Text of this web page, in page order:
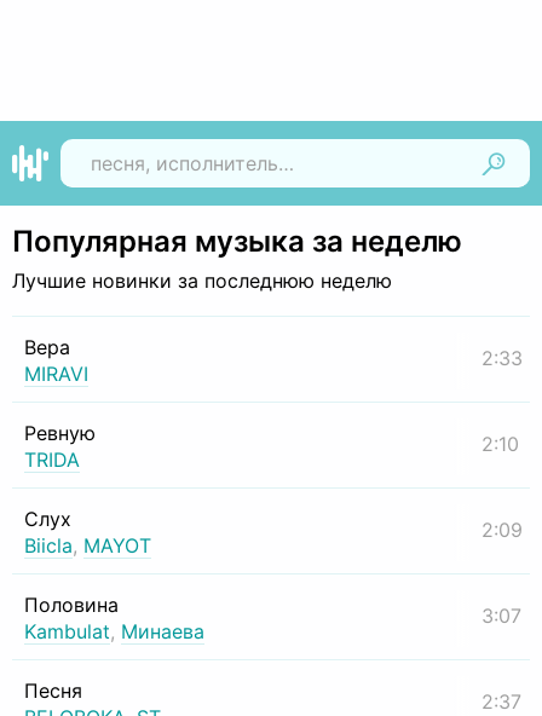
Популярная музыка за неделю
Лучшие новинки за последнюю неделю
Вера
MIRAVI
2:33
Ревную
TRIDA
2:10
Слух
Biicla, MAYOT
2:09
Половина
Kambulat, Минаева
3:07
Песня
2:37